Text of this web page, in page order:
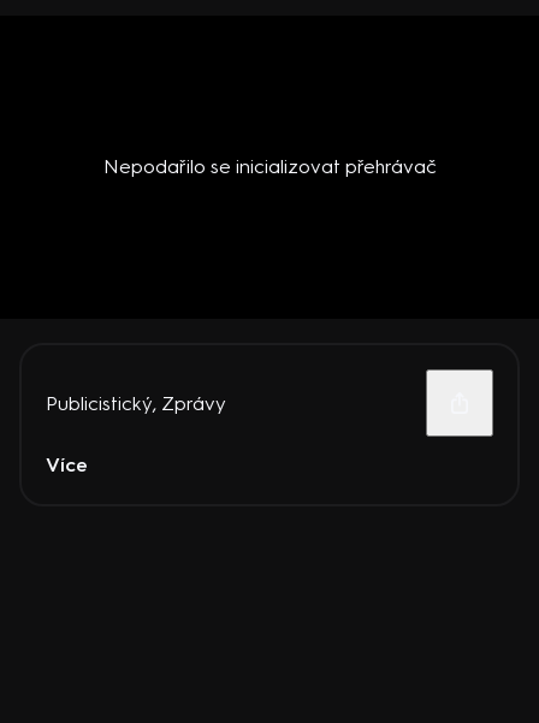
Nepodařilo se inicializovat přehrávač
Publicistický, Zprávy
Více